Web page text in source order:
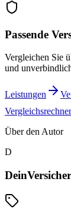
Passende
Vergleichen Sie
und
Leistungen
Vergleichsrechner
Über den Autor
D